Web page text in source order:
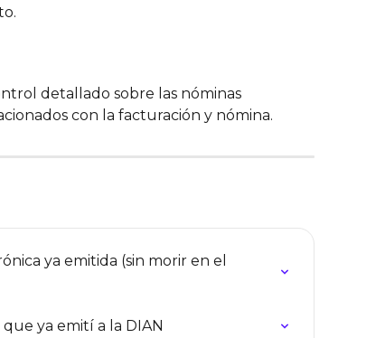
detallado sobre las nóminas
con la facturación y nómina.
ya emitida (sin morir en el
ya emití a la DIAN